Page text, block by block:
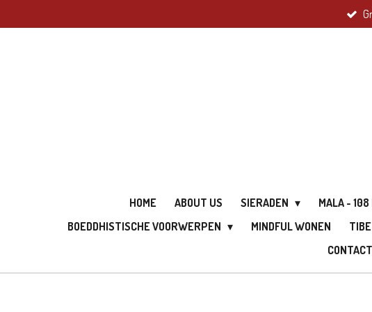
direct
HOME ABOUT US SIERADEN MALA - 108
BOEDDHISTISCHE VOORWERPEN
MINDFUL WONEN
CONTACT